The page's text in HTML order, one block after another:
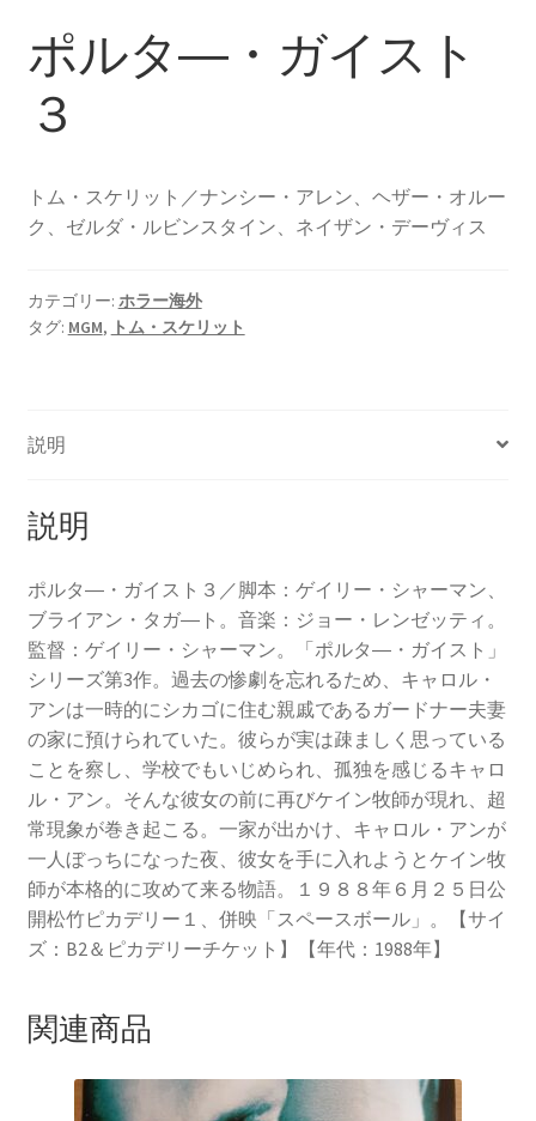
ポルタ―・ガイスト
３
トム・スケリット／ナンシー・アレン、ヘザー・オルー
ク、ゼルダ・ルビンスタイン、ネイザン・デーヴィス
カテゴリー: ホラー海外
タグ: MGM, トム・スケリット
説明
説明
ポルタ―・ガイスト３／脚本：ゲイリー・シャーマン、
ブライアン・タガ―ト。音楽：ジョー・レンゼッティ。
監督：ゲイリー・シャーマン。「ポルタ―・ガイスト」
シリーズ第3作。過去の惨劇を忘れるため、キャロル・
アンは一時的にシカゴに住む親戚であるガードナー夫妻
の家に預けられていた。彼らが実は疎ましく思っている
ことを察し、学校でもいじめられ、孤独を感じるキャロ
ル・アン。そんな彼女の前に再びケイン牧師が現れ、超
常現象が巻き起こる。一家が出かけ、キャロル・アンが
一人ぼっちになった夜、彼女を手に入れようとケイン牧
師が本格的に攻めて来る物語。１９８８年６月２５日公
開松竹ピカデリー１、併映「スペースボール」。【サイ
ズ：B2＆ピカデリーチケット】【年代：1988年】
関連商品